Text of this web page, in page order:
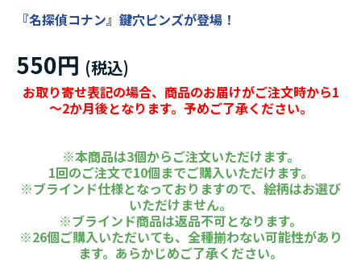
『名探偵コナン』鍵穴ピンズが登場！
550円
お取り寄せ表記の場合、商品のお届けがご注文時から1
～2か月後となります。予めご了承ください。
※本商品は3個からご注文いただけます。
1回のご注文で10個までご購入いただけます。
※ブラインド仕様となっておりますので、絵柄はお選び
いただけません。
※ブラインド商品は返品不可となります。
※26個ご購入いただいても、全種揃わない可能性があり
ます。あらかじめご了承ください。